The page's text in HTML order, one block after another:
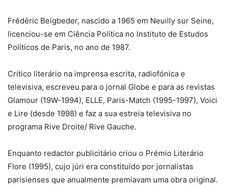
Frédéric Beigbeder, nascido a 1965 em Neuilly sur Seine,
licenciou-se em Ciência Política no Instituto de Estudos
Políticos de Paris, no ano de 1987.
Crítico literário na imprensa escrita, radiofónica e
televisiva, escreveu para o jornal Globe e para as revistas
Glamour (19W-1994), ELLE, Paris-Match (1995-1997), Voici
e Lire (desde 1998) e faz a sua estreia televisiva no
programa Rive Droite/ Rive Gauche.
Enquanto redactor publicitário criou o Prémio Literário
Flore (1995), cujo júri era constituído por jornalistas
parisienses que anualmente premiavam uma obra original.